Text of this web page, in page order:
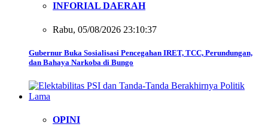
INFORIAL DAERAH
Rabu, 05/08/2026 23:10:37
Gubernur Buka Sosialisasi Pencegahan IRET, TCC, Perundungan,
dan Bahaya Narkoba di Bungo
OPINI